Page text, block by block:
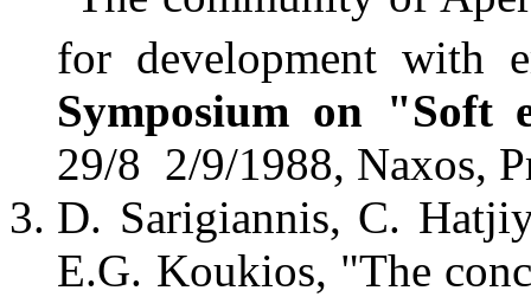
for development with
Symposium on "Soft
29/8 2/9/1988, Naxos,
D. Sarigiannis, C.
E.G. Koukios, "The